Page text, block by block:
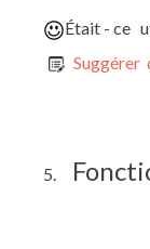
Était - ce
Suggérer
5.